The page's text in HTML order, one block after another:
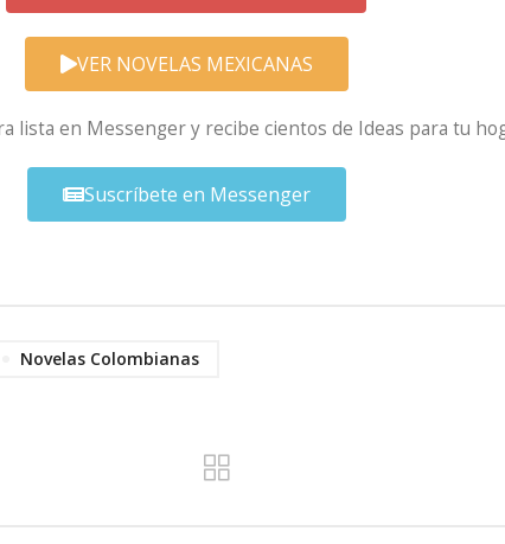
VER NOVELAS MEXICANAS
en Messenger y recibe cientos de Ideas para tu
Suscríbete en Messenger
Novelas Colombianas